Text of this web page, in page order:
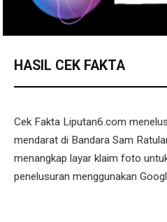
HASIL CEK FAKTA
Cek Fakta Liputan6.com
mendarat di Bandara Sam
menangkap layar klaim foto
penelusuran menggunakan